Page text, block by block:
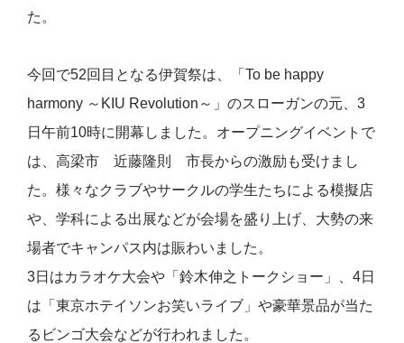
た。
今回で52回目となる伊賀祭は、「To be happy
harmony ～KIU Revolution～」のスローガンの元、3
日午前10時に開幕しました。オープニングイベントで
は、高梁市 近藤隆則 市長からの激励も受けまし
た。様々なクラブやサークルの学生たちによる模擬店
や、学科による出展などが会場を盛り上げ、大勢の来
場者でキャンパス内は賑わいました。
3日はカラオケ大会や「鈴木伸之トークショー」、4日
は「東京ホテイソンお笑いライブ」や豪華景品が当た
るビンゴ大会などが行われました。